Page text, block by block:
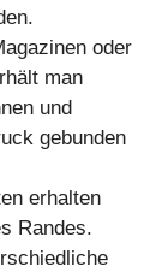
oder
man
und
gebunden
erhalten
Randes.